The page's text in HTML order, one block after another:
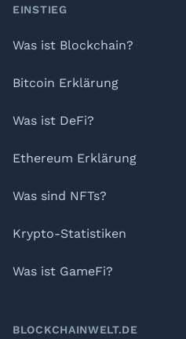
Footer
EINSTIEG
Was ist Blockchain?
Bitcoin Erklärung
Was ist DeFi?
Ethereum Erklärung
Was sind NFTs?
Krypto-Statistiken
Was ist GameFi?
BLOCKCHAINWELT.DE